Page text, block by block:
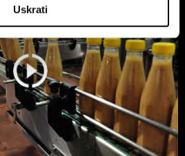
(fingerprinting)
your personal data is processed
in thedetails section.
su HD-WIN ARENA SPORT
podacima koje obrađujemo kao i
u našoj Politici privatnosti
, a
tehnologijama uPolitici
kojem trenutku možete ponovno
Uskrati